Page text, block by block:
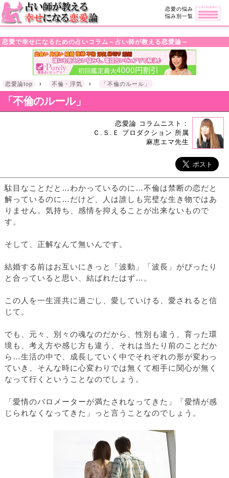
・!DOCTYPE html>l
恋愛の悩み
悩み別一覧
恋愛で幸せになるための占いコラム～占い師が教える恋愛論～
恋愛論top › 不倫・浮気 › 「不倫のルール」
「不倫のルール」
恋愛論 コラムニスト：
Ｃ.Ｓ.Ｅ プロダクション 所属
麻恵エマ先生
駄目なことだと…わかっているのに…不倫は禁断の恋だと
解っているのに…だけど、人は誰しも完璧な生き物ではあ
りません。気持ち、感情を抑えることが出来ないもので
す。
そして、正解なんて無いんです。
結婚する前はお互いにきっと「波動」「波長」がぴったり
と合っていると思い、結ばれたはず…。
この人を一生涯共に過ごし、愛していける、愛されると信
じて。
でも、元々、別々の魂なのだから、性別も違う、育った環
境も、考え方や感じ方も違う、それは当たり前のことだか
ら…生活の中で、成長していく中でそれぞれの形が変わっ
ていき、そんな時に心変わりでは無くて相手に関心が無く
なって行くということなのでしょう。
「愛情のバロメーターが満たされなってきた」「愛情が感
じられなくなってきた」っと言うことなのでしょう。